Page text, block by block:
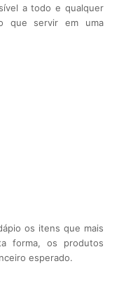
a todo e qualquer
que servir em uma
os itens que mais
forma, os produtos
esperado.